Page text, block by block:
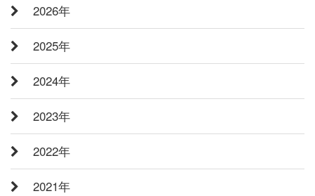
2026年
2025年
2024年
2023年
2022年
2021年